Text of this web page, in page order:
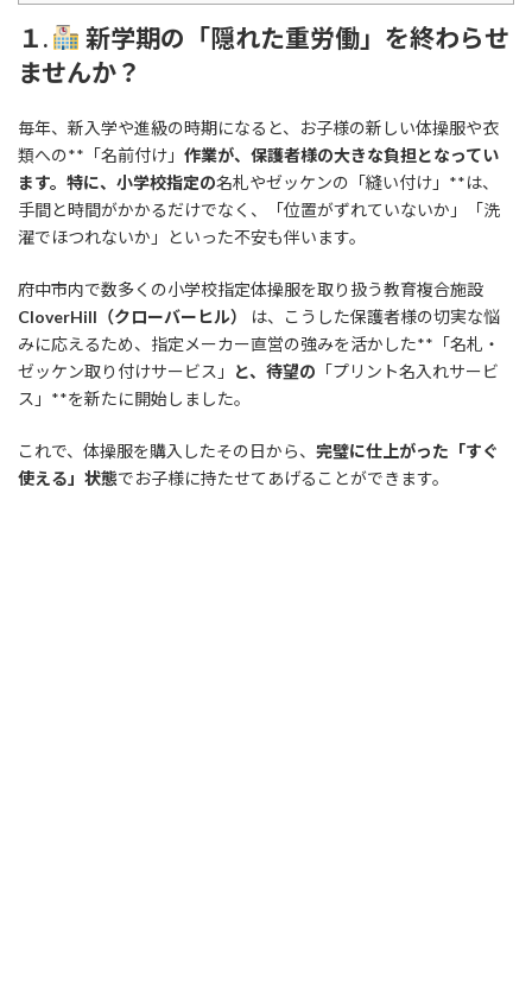
１.
新学期の「隠れた重労働」を終わらせ
ませんか？
毎年、新入学や進級の時期になると、お子様の新しい体操服や衣
類への**「名前付け」 作業が、保護者様の大きな負担となってい
ます。特に、小学校指定の名札やゼッケンの「縫い付け」**は、
手間と時間がかかるだけでなく、「位置がずれていないか」「洗
濯でほつれないか」といった不安も伴います。
府中市内で数多くの小学校指定体操服を取り扱う教育複合施設
CloverHill（クローバーヒル）
は、こうした保護者様の切実な悩
みに応えるため、指定メーカー直営の強みを活かした**「名札・
ゼッケン取り付けサービス」
と、待望の 「プリント名入れサービ
ス」**を新たに開始しました。
これで、体操服を購入したその日から、 完璧に仕上がった「すぐ
使える」状態でお子様に持たせてあげることができます。